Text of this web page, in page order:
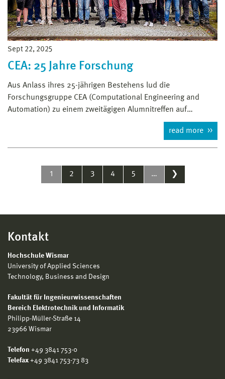
Sept 22, 2025
CEA: 25 Jahre Forschung
Aus Anlass ihres 25-jährigen Bestehens lud die
Forschungsgruppe CEA (Computational Engineering and
Automation) zu einem zweitägigen Alumnitreffen auf…
read more
1 2 3 4 5 … ❯
Kontakt
Hochschule Wismar
University of Applied Sciences
Technology, Business and Design
Fakultät für Ingenieurwissenschaften
Bereich Elektrotechnik und Informatik
Philipp-Müller-Straße 14
23966 Wismar
Telefon +49 3841 753-0
Telefax +49 3841 753-73 83